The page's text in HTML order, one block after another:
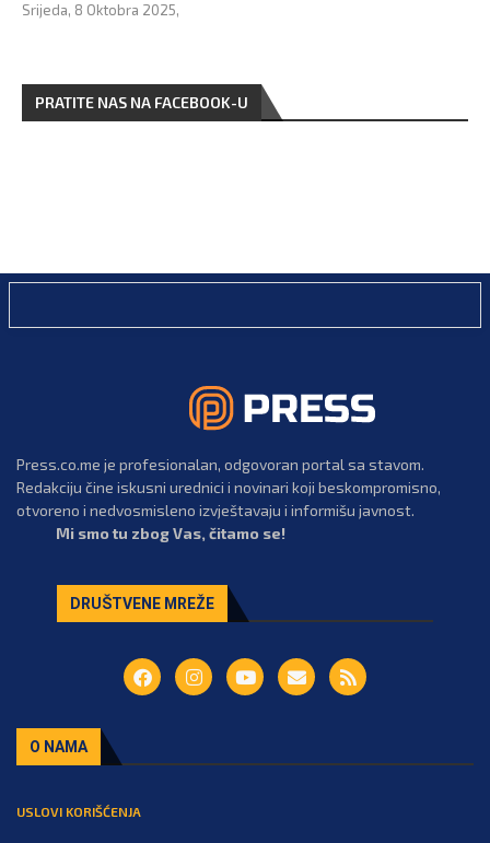
Srijeda, 8 Oktobra 2025,
PRATITE NAS NA FACEBOOK-U
Press.co.me je profesionalan, odgovoran portal sa stavom.
Redakciju čine iskusni urednici i novinari koji beskompromisno,
otvoreno i nedvosmisleno izvještavaju i informišu javnost.
Mi smo tu zbog Vas, čitamo se!
DRUŠTVENE MREŽE
O NAMA
USLOVI KORIŠĆENJA